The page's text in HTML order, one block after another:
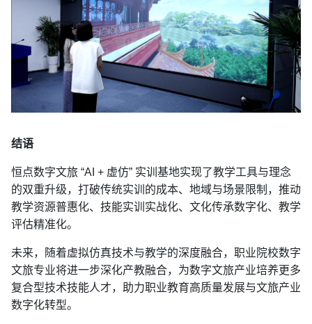
结语
恒点数字文旅 “AI + 虚仿” 实训基地实现了教学工具与理念
的双重升级，打破传统实训的成本、地域与场景限制，推动
教学资源普惠化、技能实训实战化、文化传承数字化、教学
评估精准化。
未来，随着虚拟仿真技术与教学的深度融合，职业院校数字
文旅专业将进一步深化产教融合，为数字文旅产业培养更多
复合型技术技能人才，助力职业教育高质量发展与文旅产业
数字化转型。